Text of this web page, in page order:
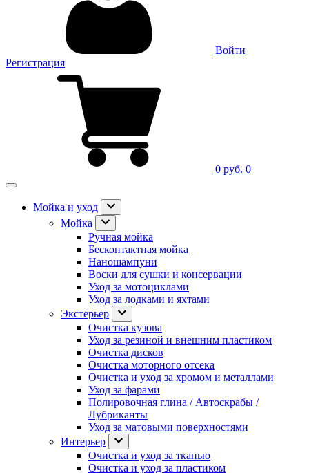
Войти
Регистрация
0 руб. 0
Мойка и уход
Мойка
Ручная мойка
Бесконтактная мойка
Наношампуни
Воски для сушки и консервации
Уход за мотоциклами
Уход за лодками и яхтами
Экстерьер
Очистка кузова
Уход за резиной и внешним пластиком
Очистка дисков
Очистка моторного отсека
Очистка и уход за хромом и металлами
Уход за фарами
Полировочная глина / Автоскрабы /
Лубриканты
Уход за матовыми поверхностями
Интерьер
Очистка и уход за тканью
Очистка и уход за пластиком